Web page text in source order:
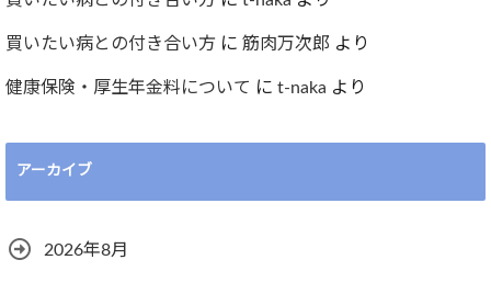
買いたい病との付き合い方 に 筋肉万次郎 より
健康保険・厚生年金料について に t-naka より
アーカイブ
2026年8月